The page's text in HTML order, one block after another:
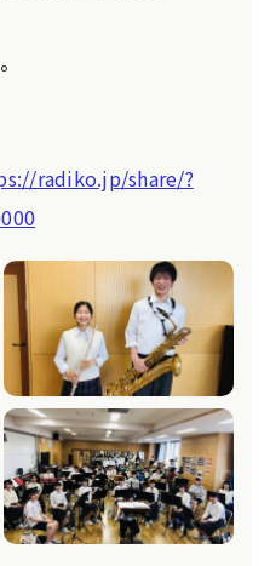
radiko.jp/share/?